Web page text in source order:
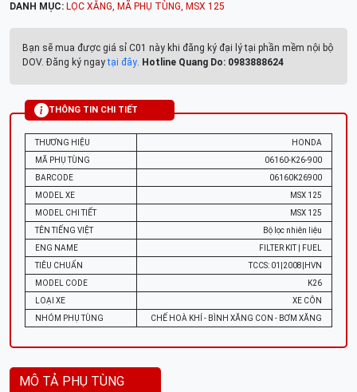
DANH MỤC: LỌC XĂNG, MÃ PHỤ TÙNG, MSX 125
Bạn sẽ mua được giá sỉ C01 này khi đăng ký đại lý tại phần mềm nội bộ
DOV. Đăng ký ngaytại đây. Hotline Quang Do: 0983888624
THÔNG TIN CHI TIẾT
THƯƠNG HIỆU
HONDA
MÃ PHỤ TÙNG
06160-K26-900
BARCODE
06160K26900
MODEL XE
MSX 125
MODEL CHI TIẾT
MSX 125
TÊN TIẾNG VIỆT
Bộ lọc nhiên liệu
ENG NAME
FILTER KIT | FUEL
TIÊU CHUẨN
TCCS: 01|2008|HVN
MODEL CODE
K26
LOẠI XE
XE CÔN
NHÓM PHỤ TÙNG
CHẾ HOÀ KHÍ - BÌNH XĂNG CON - BƠM XĂNG
MÔ TẢ PHỤ TÙNG